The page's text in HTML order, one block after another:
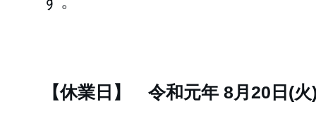
【休業日】 令和元年 8月20日(